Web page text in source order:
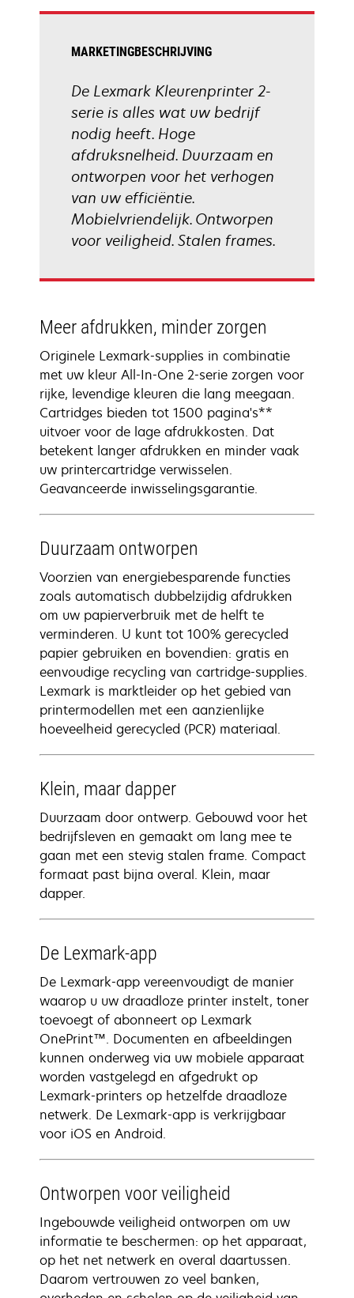
MARKETINGBESCHRIJVING
De Lexmark Kleurenprinter 2-
serie is alles wat uw bedrijf
nodig heeft. Hoge
afdruksnelheid. Duurzaam en
ontworpen voor het verhogen
van uw efficiëntie.
Mobielvriendelijk. Ontworpen
voor veiligheid. Stalen frames.
Meer afdrukken, minder zorgen
Originele Lexmark-supplies in combinatie
met uw kleur All-In-One 2-serie zorgen voor
rijke, levendige kleuren die lang meegaan.
Cartridges bieden tot 1500 pagina's**
uitvoer voor de lage afdrukkosten. Dat
betekent langer afdrukken en minder vaak
uw printercartridge verwisselen.
Geavanceerde inwisselingsgarantie.
Duurzaam ontworpen
Voorzien van energiebesparende functies
zoals automatisch dubbelzijdig afdrukken
om uw papierverbruik met de helft te
verminderen. U kunt tot 100% gerecycled
papier gebruiken en bovendien: gratis en
eenvoudige recycling van cartridge-supplies.
Lexmark is marktleider op het gebied van
printermodellen met een aanzienlijke
hoeveelheid gerecycled (PCR) materiaal.
Klein, maar dapper
Duurzaam door ontwerp. Gebouwd voor het
bedrijfsleven en gemaakt om lang mee te
gaan met een stevig stalen frame. Compact
formaat past bijna overal. Klein, maar
dapper.
De Lexmark-app
De Lexmark-app vereenvoudigt de manier
waarop u uw draadloze printer instelt, toner
toevoegt of abonneert op Lexmark
OnePrint™. Documenten en afbeeldingen
kunnen onderweg via uw mobiele apparaat
worden vastgelegd en afgedrukt op
Lexmark-printers op hetzelfde draadloze
netwerk. De Lexmark-app is verkrijgbaar
voor iOS en Android.
Ontworpen voor veiligheid
Ingebouwde veiligheid ontworpen om uw
informatie te beschermen: op het apparaat,
op het net netwerk en overal daartussen.
Daarom vertrouwen zo veel banken,